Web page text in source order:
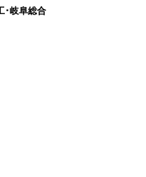
･岐阜総合